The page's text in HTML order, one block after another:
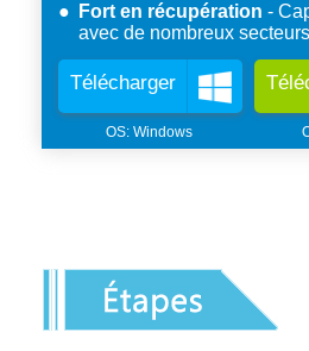
Fort en récupération
avec de nombreux
Télécharger